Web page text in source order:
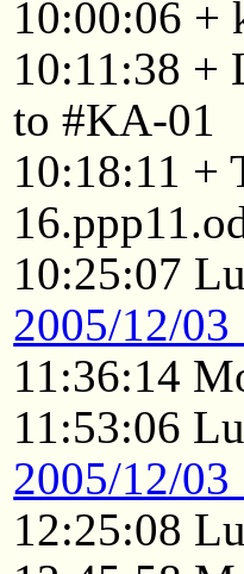
10:00:06 +
10:11:38 +
to #KA-01
10:18:11 +
10:25:07
2005/12/03
11:36:14
11:53:06
2005/12/03
12:25:08